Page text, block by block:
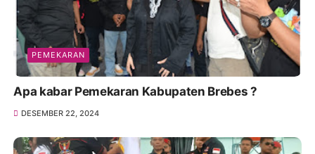
PEMEKARAN
Apa kabar Pemekaran Kabupaten Brebes ?
DESEMBER 22, 2024